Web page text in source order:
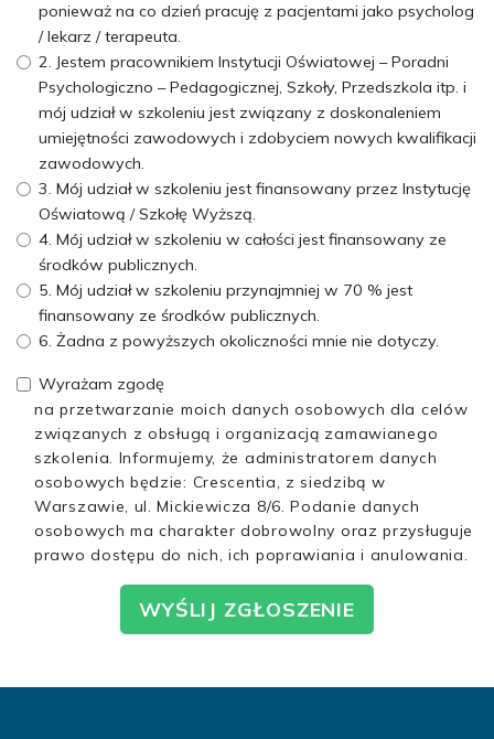
ponieważ na co dzień pracuję z pacjentami jako psycholog
/ lekarz / terapeuta.
2. Jestem pracownikiem Instytucji Oświatowej – Poradni
Psychologiczno – Pedagogicznej, Szkoły, Przedszkola itp. i
mój udział w szkoleniu jest związany z doskonaleniem
umiejętności zawodowych i zdobyciem nowych kwalifikacji
zawodowych.
3. Mój udział w szkoleniu jest finansowany przez Instytucję
Oświatową / Szkołę Wyższą.
4. Mój udział w szkoleniu w całości jest finansowany ze
środków publicznych.
5. Mój udział w szkoleniu przynajmniej w 70 % jest
finansowany ze środków publicznych.
6. Żadna z powyższych okoliczności mnie nie dotyczy.
Wyrażam zgodę
na przetwarzanie moich danych osobowych dla celów
związanych z obsługą i organizacją zamawianego
szkolenia. Informujemy, że administratorem danych
osobowych będzie: Crescentia, z siedzibą w
Warszawie, ul. Mickiewicza 8/6. Podanie danych
osobowych ma charakter dobrowolny oraz przysługuje
prawo dostępu do nich, ich poprawiania i anulowania.
WYŚLIJ ZGŁOSZENIE